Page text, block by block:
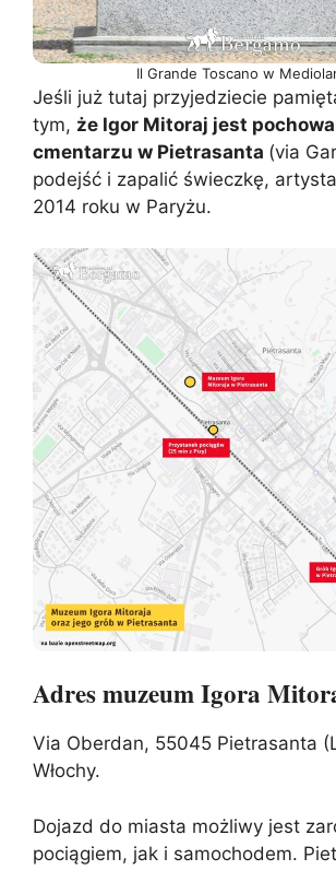
Il Grande Toscano w
Jeśli już tutaj przyjedziecie
tym, że Igor Mitoraj jest
cmentarzu w Pietrasanta (via
podejść i zapalić świeczkę,
2014 roku w Paryżu.
Adres muzeum Igora
Via Oberdan, 55045 Pietrasanta
Włochy.
Dojazd do miasta możliwy jest
pociągiem, jak i samochodem.